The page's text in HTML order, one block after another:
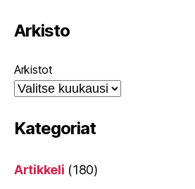
Arkisto
Arkistot
Kategoriat
Artikkeli (180)